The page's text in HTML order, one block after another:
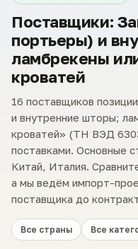
Поставщики:
портьеры) и
ламбрекены
кроватей
16 поставщиков
и внутренние шторы;
кроватей» (ТН ВЭД
поставками. Основные
Китай, Италия.
а мы ведём импорт-
поставщика до
Все страны Все